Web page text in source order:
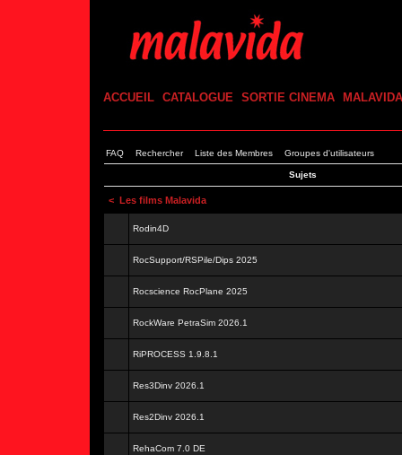
ACCUEIL CATALOGUE SORTIE CINEMA MALAVIDA
FAQ Rechercher Liste des Membres Groupes d'utilisateurs
Sujets
< Les films Malavida
Rodin4D
RocSupport/RSPile/Dips 2025
Rocscience RocPlane 2025
RockWare PetraSim 2026.1
RiPROCESS 1.9.8.1
Res3Dinv 2026.1
Res2Dinv 2026.1
RehaCom 7.0 DE